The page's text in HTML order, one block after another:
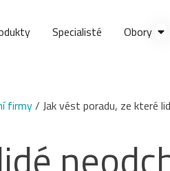
Specialisté Obory
firmy/ Jak vést poradu, ze které